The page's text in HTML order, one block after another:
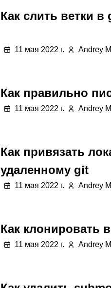
Как слить ветки в
11 мая 2022 г. Andrey
Как правильно
11 мая 2022 г. Andrey
Как привязать
удаленному git
11 мая 2022 г. Andrey
Как клонировать
11 мая 2022 г. Andrey